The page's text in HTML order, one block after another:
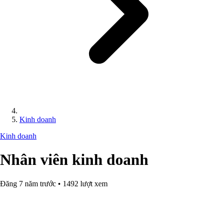
Kinh doanh
Kinh doanh
Nhân viên kinh doanh
Đăng 7 năm trước • 1492 lượt xem